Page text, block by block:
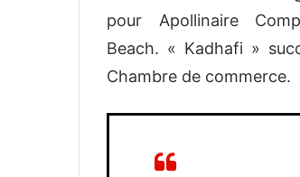
pour Apollinaire
Beach. « Kadhafi »
Chambre de commerce.